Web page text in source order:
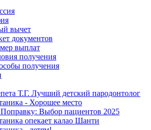
вычет
документов
выплат
получения
получения
Т.Г. Лучший детский пародонтолог
- Хорошее место
Выбор пациентов 2025
опекает калао Шанти